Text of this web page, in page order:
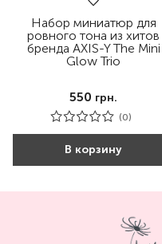
Набор миниатюр для
ровного тона из хитов
бренда AXIS-Y The Mini
Glow Trio
550 грн.
(0)
В корзину